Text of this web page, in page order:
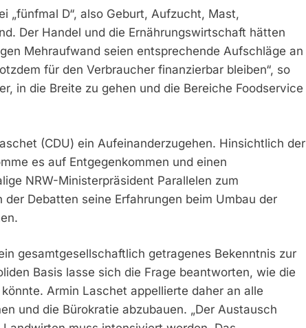
„fünfmal D“, also Geburt, Aufzucht, Mast,
Der Handel und die Ernährungswirtschaft hätten
Mehraufwand seien entsprechende Aufschläge an
für den Verbraucher finanzierbar bleiben“, so
in die Breite zu gehen und die Bereiche Foodservice
(CDU) ein Aufeinanderzugehen. Hinsichtlich der
es auf Entgegenkommen und einen
NRW-Ministerpräsident Parallelen zum
Debatten seine Erfahrungen beim Umbau der
gesamtgesellschaftlich getragenes Bekenntnis zur
Basis lasse sich die Frage beantworten, wie die
Armin Laschet appellierte daher an alle
und die Bürokratie abzubauen. „Der Austausch